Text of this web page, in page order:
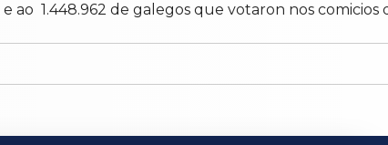
ao 1.448.962 de galegos que votaron nos comicios